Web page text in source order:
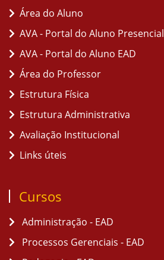
Área do Aluno
AVA - Portal do Aluno Presencial
AVA - Portal do Aluno EAD
Área do Professor
Estrutura Física
Estrutura Administrativa
Avaliação Institucional
Links úteis
Cursos
Administração - EAD
Processos Gerenciais - EAD